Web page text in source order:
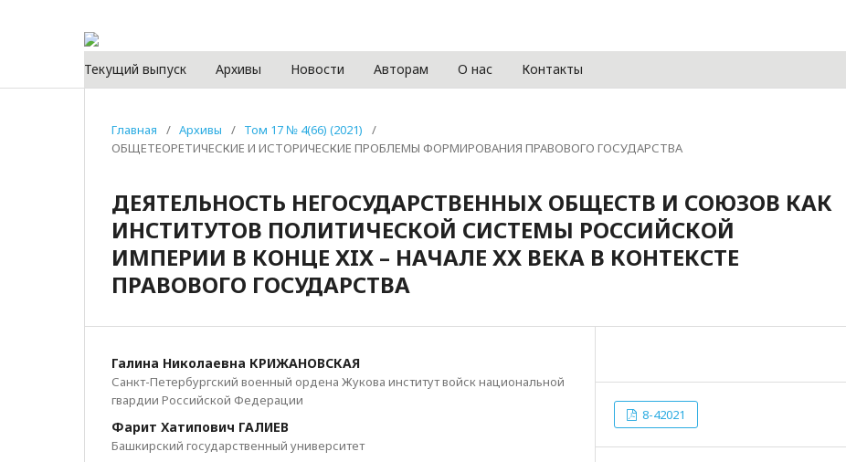
Текущий выпуск Архивы Новости Авторам О нас Контакты
Главная / Архивы / Том 17 № 4(66) (2021)
/
ОБЩЕТЕОРЕТИЧЕСКИЕ И ИСТОРИЧЕСКИЕ ПРОБЛЕМЫ ФОРМИРОВАНИЯ ПРАВОВОГО ГОСУДАРСТВА
ДЕЯТЕЛЬНОСТЬ НЕГОСУДАРСТВЕННЫХ ОБЩЕСТВ И СОЮЗОВ КАК
ИНСТИТУТОВ ПОЛИТИЧЕСКОЙ СИСТЕМЫ РОССИЙСКОЙ
ИМПЕРИИ В КОНЦЕ XIX – НАЧАЛЕ XX ВЕКА В КОНТЕКСТЕ
ПРАВОВОГО ГОСУДАРСТВА
Галина Николаевна КРИЖАНОВСКАЯ
Санкт-Петербургский военный ордена Жукова институт войск национальной
гвардии Российской Федерации
Фарит Хатипович ГАЛИЕВ
Башкирский государственный университет
8-42021